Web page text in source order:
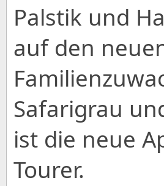
Palstik und
auf den
Safarigrau
ist die neue
Tourer.